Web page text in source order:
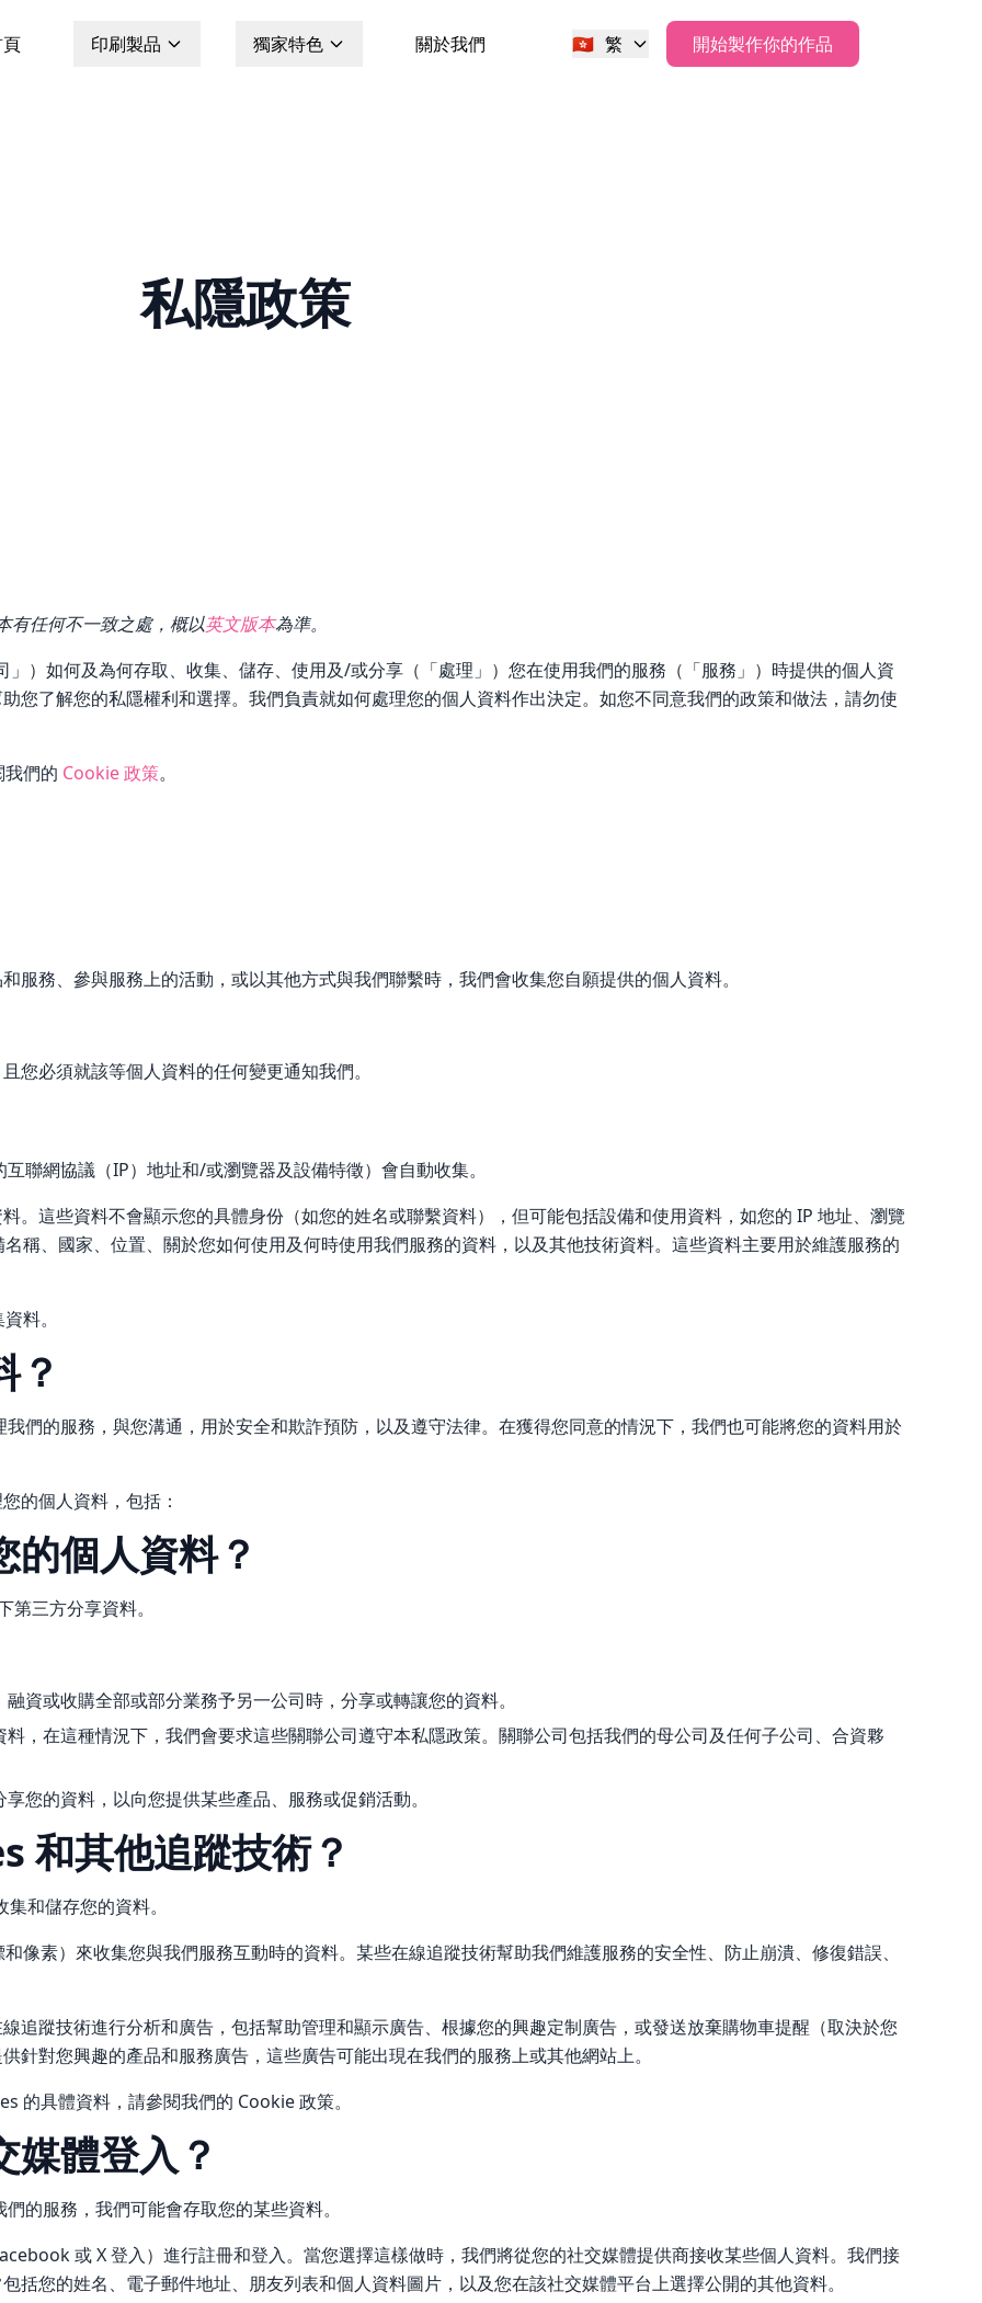
印刷製品 獨家特色 關於我們 🇭🇰 繁 開始製作你的作品
私隱政策
有任何不一致之處，概以英文版本為準。
」）如何及為何存取、收集、儲存、使用及/或分享（「處理」）您在使用我們的服務（「服務」）時提供的個人資
您了解您的私隱權利和選擇。我們負責就如何處理您的個人資料作出決定。如您不同意我們的政策和做法，請勿使
們的 Cookie 政策。
服務、參與服務上的活動，或以其他方式與我們聯繫時，我們會收集您自願提供的個人資料。
您必須就該等個人資料的任何變更通知我們。
聯網協議（IP）地址和/或瀏覽器及設備特徵）會自動收集。
。這些資料不會顯示您的具體身份（如您的姓名或聯繫資料），但可能包括設備和使用資料，如您的 IP 地址、瀏覽
稱、國家、位置、關於您如何使用及何時使用我們服務的資料，以及其他技術資料。這些資料主要用於維護服務的
料。
？
們的服務，與您溝通，用於安全和欺詐預防，以及遵守法律。在獲得您同意的情況下，我們也可能將您的資料用於
的個人資料，包括：
個人資料？
三方分享資料。
資或收購全部或部分業務予另一公司時，分享或轉讓您的資料。
，在這種情況下，我們會要求這些關聯公司遵守本私隱政策。關聯公司包括我們的母公司及任何子公司、合資夥
您的資料，以向您提供某些產品、服務或促銷活動。
和其他追蹤技術？
和儲存您的資料。
像素）來收集您與我們服務互動時的資料。某些在線追蹤技術幫助我們維護服務的安全性、防止崩潰、修復錯誤、
追蹤技術進行分析和廣告，包括幫助管理和顯示廣告、根據您的興趣定制廣告，或發送放棄購物車提醒（取決於您
針對您興趣的產品和服務廣告，這些廣告可能出現在我們的服務上或其他網站上。
的具體資料，請參閱我們的 Cookie 政策。
媒體登入？
的服務，我們可能會存取您的某些資料。
或 X 登入）進行註冊和登入。當您選擇這樣做時，我們將從您的社交媒體提供商接收某些個人資料。我們接
括您的姓名、電子郵件地址、朋友列表和個人資料圖片，以及您在該社交媒體平台上選擇公開的其他資料。